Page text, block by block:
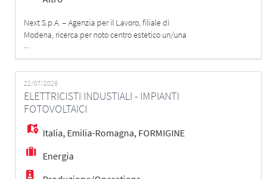
Next S.p.A. – Agenzia per il Lavoro, filiale di
Modena, ricerca per noto centro estetico un/una
ESTETISTA in possesso di diploma triennale
di estetista. La risorsa sarà inserita all'interno del
centro estetico e si occuperà principalmente di
trattamenti di depilazione laser, garantendo un
servizio professionale e un'assistenza qualificata alla c
...
22/07/2026
ELETTRICISTI INDUSTIALI - IMPIANTI
FOTOVOLTAICI
Italia, Emilia-Romagna, FORMIGINE
Energia